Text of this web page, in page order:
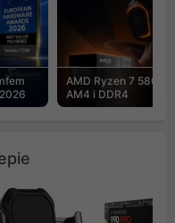
AMD Ryzen 7
AM4 i DDR4